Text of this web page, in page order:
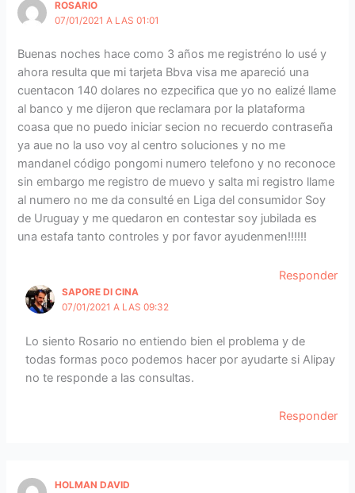
ROSARIO
07/01/2021 A LAS 01:01
Buenas noches hace como 3 años me registréno lo usé y
ahora resulta que mi tarjeta Bbva visa me apareció una
cuentacon 140 dolares no ezpecifica que yo no ealizé llame
al banco y me dijeron que reclamara por la plataforma
coasa que no puedo iniciar secion no recuerdo contraseña
ya aue no la uso voy al centro soluciones y no me
mandanel código pongomi numero telefono y no reconoce
sin embargo me registro de muevo y salta mi registro llame
al numero no me da consulté en Liga del consumidor Soy
de Uruguay y me quedaron en contestar soy jubilada es
una estafa tanto controles y por favor ayudenmen!!!!!!
Responder
SAPORE DI CINA
07/01/2021 A LAS 09:32
Lo siento Rosario no entiendo bien el problema y de
todas formas poco podemos hacer por ayudarte si Alipay
no te responde a las consultas.
Responder
HOLMAN DAVID